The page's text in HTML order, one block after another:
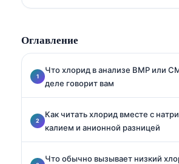
Оглавление
Что хлорид в анализе BMP или
деле говорит вам
Как читать хлорид вместе с
калием и анионной разницей
Что обычно вызывает низкий